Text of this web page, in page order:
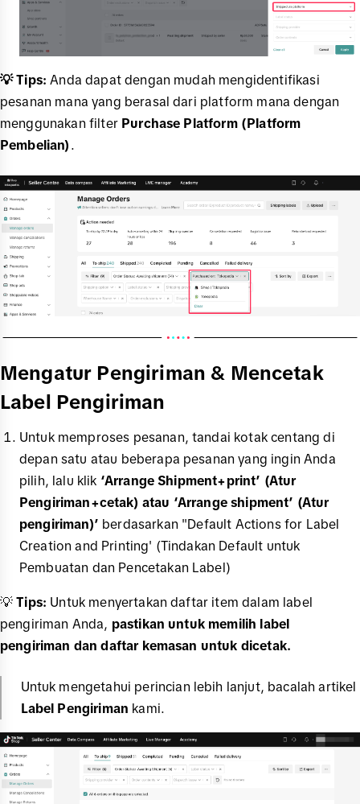
💡 Tips: Anda dapat dengan mudah mengidentifikasi
pesanan mana yang berasal dari platform mana dengan
menggunakan filter Purchase Platform (Platform
Pembelian) .
Mengatur Pengiriman & Mencetak
Label Pengiriman
Untuk memproses pesanan, tandai kotak centang di
depan satu atau beberapa pesanan yang ingin Anda
pilih, lalu klik ‘Arrange Shipment+print’ (Atur
Pengiriman+cetak) atau ‘Arrange shipment’ (Atur
pengiriman)’ berdasarkan ''Default Actions for Label
Creation and Printing' (Tindakan Default untuk
Pembuatan dan Pencetakan Label)
💡Tips: Untuk menyertakan daftar item dalam label
pengiriman Anda, pastikan untuk memilih label
pengiriman dan daftar kemasan untuk dicetak.
Untuk mengetahui perincian lebih lanjut, bacalah artikel
Label Pengiriman kami.